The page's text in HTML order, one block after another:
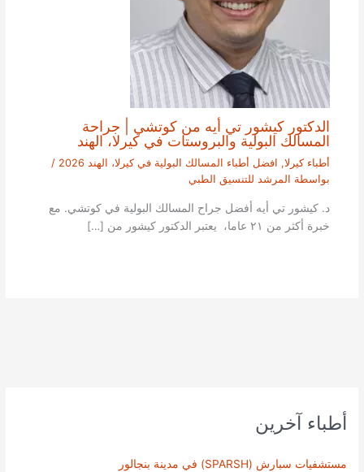
أطباء آخرين
مستشفيات سبارش (SPARSH) في مدينة بنجالور
الدكتور كيشور تي أيه من كوتشي | جراحة
المسالك البولية والبروستات في كيرلا، الهند
أطباء كيرلا, افضل أطباء المسالك البولية في كيرلا، الهند 2026
/
بواسطة المرشد للتنسيق الطبي
د. كيشور تي أيه أفضل جراح المسالك البولية في كوتشي. مع
خبرة أكثر من ٢١ عاما، يعتبر الدكتور كيشور من […]